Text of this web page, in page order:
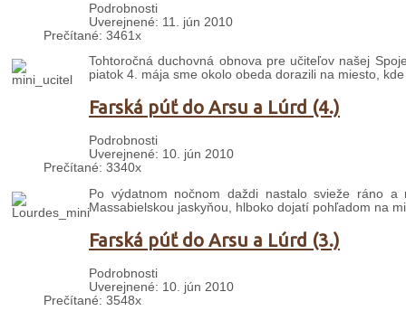
Podrobnosti
Uverejnené: 11. jún 2010
Prečítané: 3461x
Tohtoročná duchovná obnova pre učiteľov našej
piatok 4. mája sme okolo obeda dorazili na miesto,
Farská púť do Arsu a Lúrd (4.)
Podrobnosti
Uverejnené: 10. jún 2010
Prečítané: 3340x
Po výdatnom nočnom daždi nastalo svieže ráno
Massabielskou jaskyňou, hlboko dojatí pohľadom na
Farská púť do Arsu a Lúrd (3.)
Podrobnosti
Uverejnené: 10. jún 2010
Prečítané: 3548x